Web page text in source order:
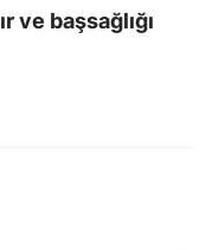
ve başsağlığı